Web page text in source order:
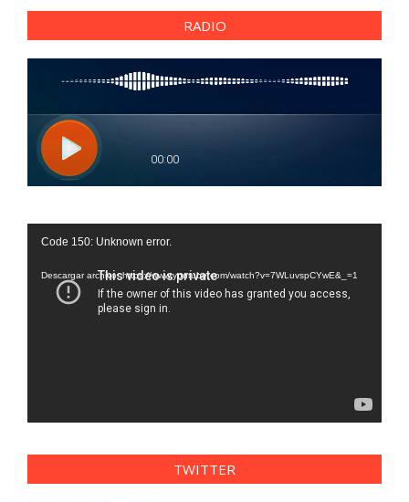
RADIO
Reproductor
vídeo
Code 150: Unknown error.
Descargar archivo: https://www.youtube.com/watch?v=7WLuvspCYwE&_=1
TWITTER